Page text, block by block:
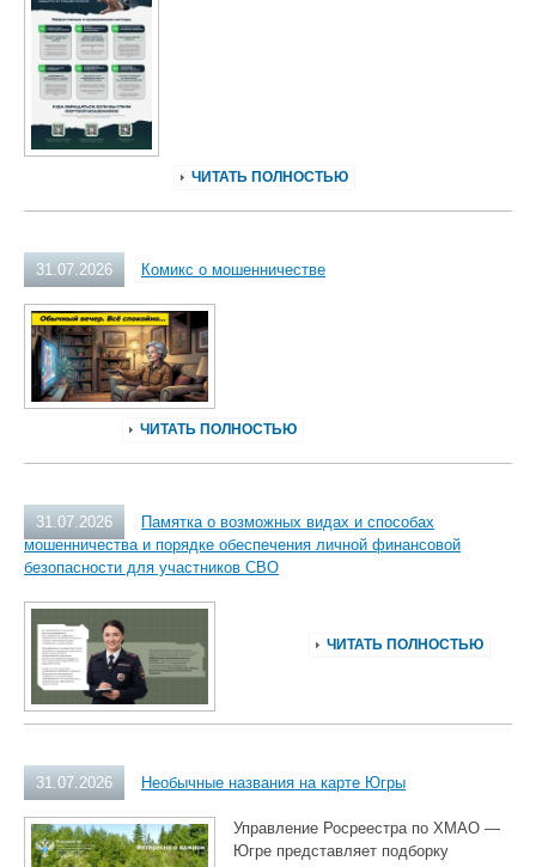
ЧИТАТЬ ПОЛНОСТЬЮ
31.07.2026 Комикс о мошенничестве
ЧИТАТЬ ПОЛНОСТЬЮ
31.07.2026
Памятка о возможных видах и способах
мошенничества и порядке обеспечения личной финансовой
безопасности для участников СВО
ЧИТАТЬ ПОЛНОСТЬЮ
31.07.2026 Необычные названия на карте Югры
Управление Росреестра по ХМАО —
Югре представляет подборку